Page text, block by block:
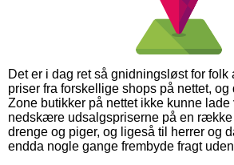
Det er i dag ret så gnidningsløst for folk
priser fra forskellige shops på nettet, og
Zone butikker på nettet ikke kunne
nedskære udsalgspriserne på en række
drenge og piger, og ligeså til herrer og
endda nogle gange frembyde fragt